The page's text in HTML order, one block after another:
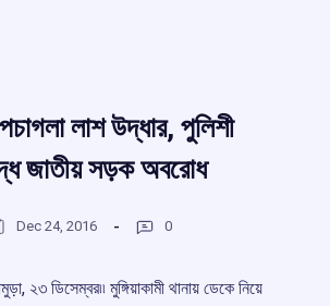
লাশ উদ্ধার, পুলিশী
জাতীয় সড়ক অবরোধ
Dec 24, 2016 0
২৩ ডিসেম্বর৷৷ মুঙ্গিয়াকামী থানায় ডেকে নিয়ে